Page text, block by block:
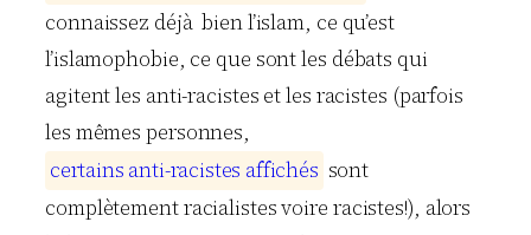
connaissez déjà bien l’islam, ce qu’est
l’islamophobie, ce que sont les débats qui
agitent les anti-racistes et les racistes (parfois
les mêmes personnes,
certains anti-racistes affichés sont
complètement racialistes voire racistes!), alors